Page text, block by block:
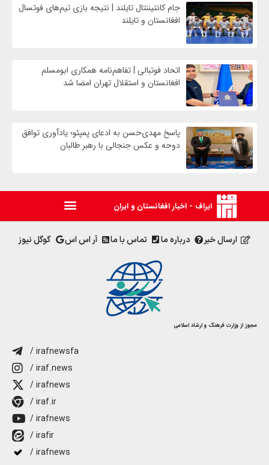
جام کانتیننتال تایلند | نتیجه بازی تیم‌های فوتسال
افغانستان و تایلند
اتحاد فوتبالی | تفاهم‌نامه همکاری ابومسلم
افغانستان و استقلال تهران امضا شد
پاسخ مهدی‌حسن به ادعای پمپئو؛ یادآوری توافق
دوحه و عکس جنجالی با رهبر طالبان
ایراف - اخبار افغانستان و ایران
ارسال خبر درباره ما تماس با ما آر اس اس گوگل نیوز
مجوز از وزارت فرهنگ و ارشاد اسلامی
/ irafnewsfa
/ iraf.news
/ irafnews
/ iraf.ir
/ irafnews
/ irafir
/ irafnews